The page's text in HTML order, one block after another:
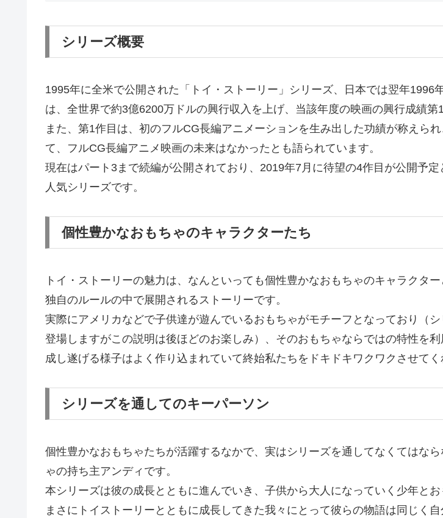
シリーズ概要
1995年に全米で公開された「トイ・ストーリー」シリーズ、日本では翌年1996
は、全世界で約3億6200万ドルの興行収入を上げ、当該年度の映画の興行成績第
また、第1作目は、初のフルCG長編アニメーションを生み出した功績が称えら
て、フルCG長編アニメ映画の未来はなかったとも語られています。
現在はパート3まで続編が公開されており、2019年7月に待望の4作目が公開予
人気シリーズです。
個性豊かなおもちゃのキャラクターたち
トイ・ストーリーの魅力は、なんといっても個性豊かなおもちゃのキャラクタ
独自のルールの中で展開されるストーリーです。
実際にアメリカなどで子供達が遊んでいるおもちゃがモチーフとなっており（
登場しますがこの説明は後ほどのお楽しみ）、そのおもちゃならではの特性を
成し遂げる様子はよく作り込まれていて終始私たちをドキドキワクワクさせてく
シリーズを通してのキーパーソン
個性豊かなおもちゃたちが活躍するなかで、実はシリーズを通してなくてはな
ゃの持ち主アンディです。
本シリーズは彼の成長とともに進んでいき、子供から大人になっていく少年と
まさにトイストーリーとともに成長してきた我々にとって彼らの物語は同じく